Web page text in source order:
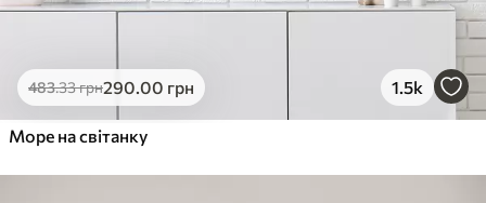
483.33грн290.00 грн 1.5k
Море на світанку